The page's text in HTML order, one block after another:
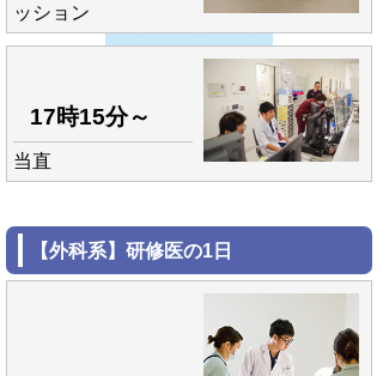
ッション
17時15分～
当直
【外科系】研修医の1日